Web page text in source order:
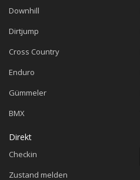
Downhill
Dirtjump
Cross Country
Enduro
Gümmeler
BMX
Direkt
Checkin
Zustand melden